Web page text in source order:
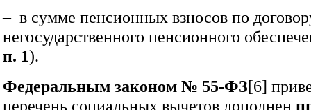
– в сумме пенсионных взносов по
негосударственного пенсионного
п. 1).
Федеральным законом № 55‑ФЗ[6]
перечень социальных вычетов дополнен